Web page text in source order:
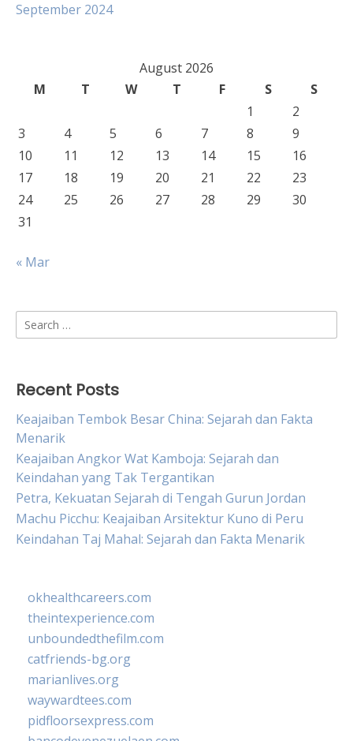
September 2024
August 2026
M
T W T F S
S
1
2
3
4 5 6 7 8
9
10
11 12 13 14 15
16
17
18 19 20 21 22
23
24
25 26 27 28 29
30
31
« Mar
Search
for:
Recent Posts
Keajaiban Tembok Besar China: Sejarah dan Fakta
Menarik
Keajaiban Angkor Wat Kamboja: Sejarah dan
Keindahan yang Tak Tergantikan
Petra, Kekuatan Sejarah di Tengah Gurun Jordan
Machu Picchu: Keajaiban Arsitektur Kuno di Peru
Keindahan Taj Mahal: Sejarah dan Fakta Menarik
okhealthcareers.com
theintexperience.com
unboundedthefilm.com
catfriends-bg.org
marianlives.org
waywardtees.com
pidfloorsexpress.com